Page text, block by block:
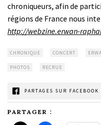
chroniqueurs, afin de
régions de France nous
http://webzine.erwan-
CHRONIQUE CONCERT
PHOTOS RECRUE
PARTAGES SUR FACEBOOK
PARTAGER :